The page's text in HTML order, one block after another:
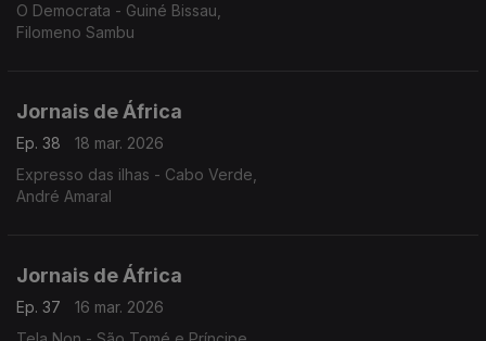
O Democrata - Guiné Bissau,
Filomeno Sambu
Jornais de África
Ep. 38
18 mar. 2026
Expresso das ilhas - Cabo Verde,
André Amaral
Jornais de África
Ep. 37
16 mar. 2026